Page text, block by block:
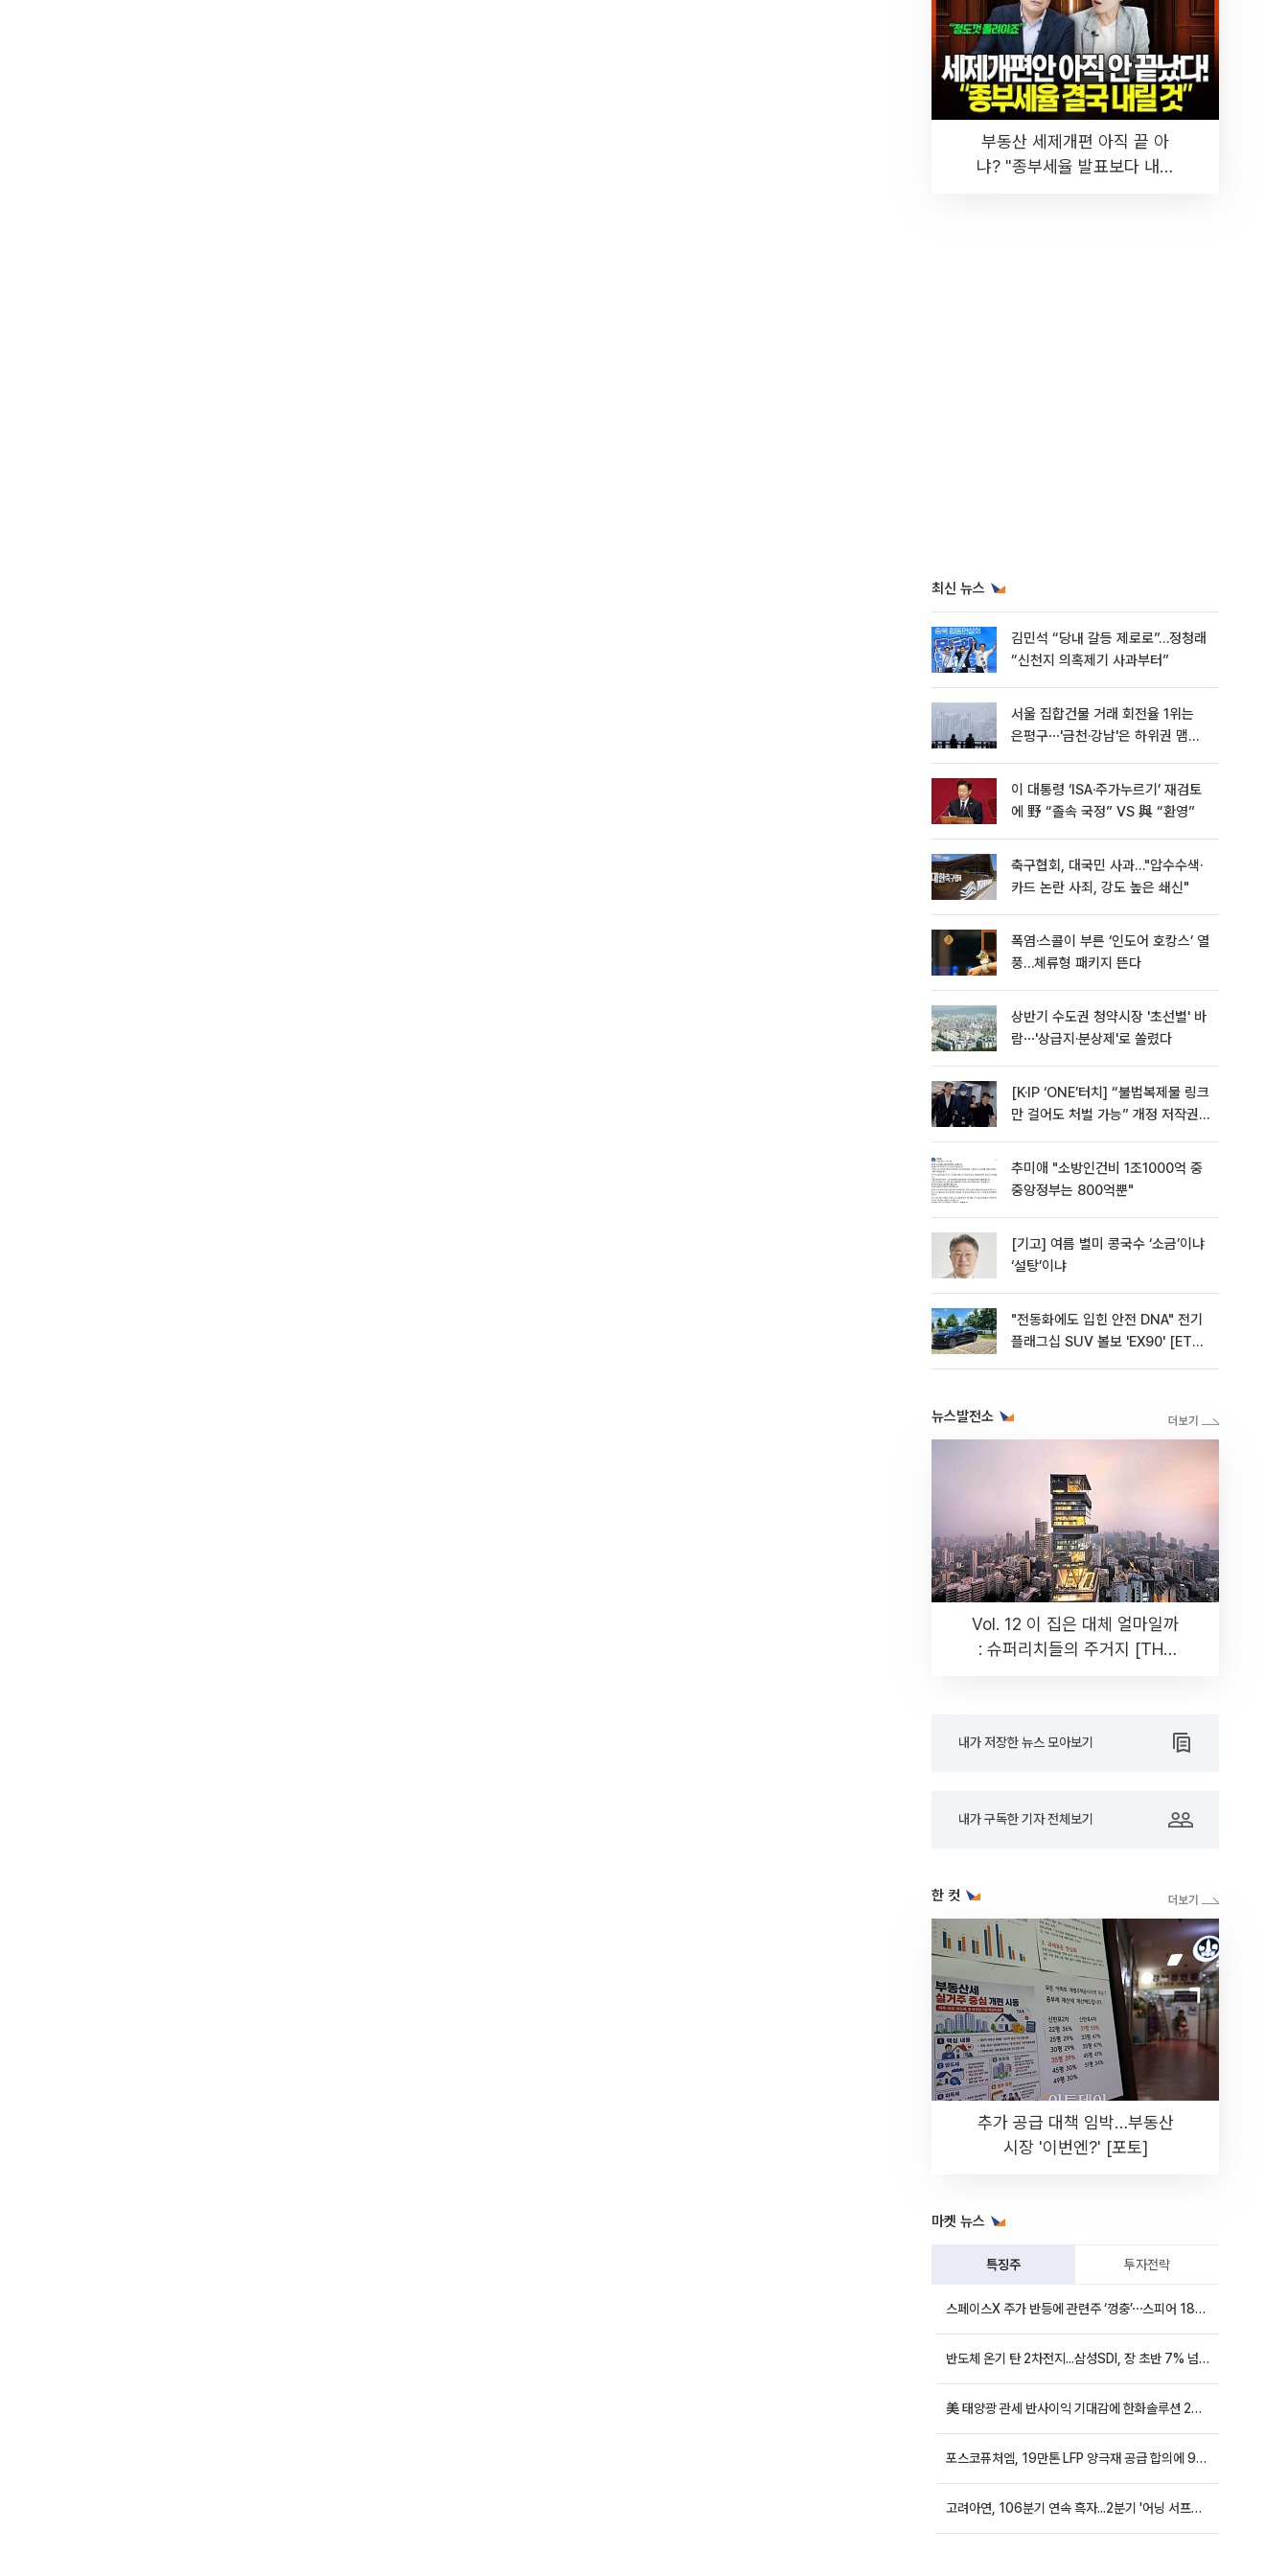
부동산 세제개편 아직 끝 아
냐? "종부세율 발표보다 내릴
최신 뉴스
김민석 “당내 갈등 제로로”…정청래
“신천지 의혹제기 사과부터”
서울 집합건물 거래 회전율 1위는
은평구⋯'금천·강남'은 하위권 맴돌
이 대통령 ‘ISA·주가누르기’ 재검토
에 野 “졸속 국정” VS 與 “환영”
축구협회, 대국민 사과…"압수수색·
카드 논란 사죄, 강도 높은 쇄신"
폭염·스콜이 부른 ‘인도어 호캉스’ 열
풍…체류형 패키지 뜬다
상반기 수도권 청약시장 '초선별' 바
람⋯'상급지·분상제'로 쏠렸다
[K·IP ‘ONE’터치] “불법복제물 링크
만 걸어도 처벌 가능” 개정 저작권
추미애 "소방인건비 1조1000억 중
중앙정부는 800억뿐"
[기고] 여름 별미 콩국수 ‘소금’이냐
‘설탕’이냐
"전동화에도 입힌 안전 DNA" 전기
플래그십 SUV 볼보 'EX90' [ET의
뉴스발전소
Vol. 12 이 집은 대체 얼마일까
: 슈퍼리치들의 주거지 [THE
내가 저장한 뉴스 모아보기
내가 구독한 기자 전체보기
한 컷
추가 공급 대책 임박…부동산
시장 '이번엔?' [포토]
마켓 뉴스
특징주 투자전략
스페이스X 주가 반등에 관련주 ‘껑충’⋯스피어 18%ㆍ에이치브이엠 12%↑
반도체 온기 탄 2차전지...삼성SDI, 장 초반 7% 넘게 껑충
美 태양광 관세 반사이익 기대감에 한화솔루션 20%대·OCI홀딩스 14%대 급등
포스코퓨처엠, 19만톤 LFP 양극재 공급 합의에 9%대 강세
고려아연, 106분기 연속 흑자...2분기 '어닝 서프라이즈'에 장 초반 12%대 강세